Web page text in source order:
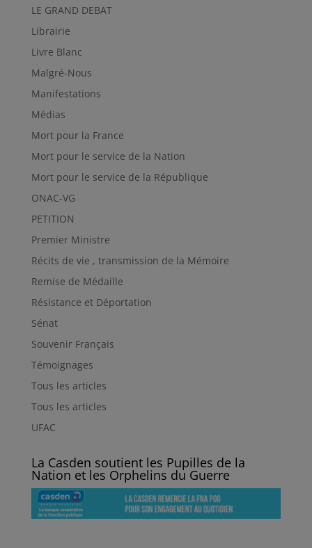
LE GRAND DEBAT
Librairie
Livre Blanc
Malgré-Nous
Manifestations
Médias
Mort pour la France
Mort pour le service de la Nation
Mort pour le service de la République
ONAC-VG
PETITION
Premier Ministre
Récits de vie , transmission de la Mémoire
Remise de Médaille
Résistance et Déportation
Sénat
Souvenir Français
Témoignages
Tous les articles
Tous les articles
UFAC
La Casden soutient les Pupilles de la
Nation et les Orphelins du Guerre